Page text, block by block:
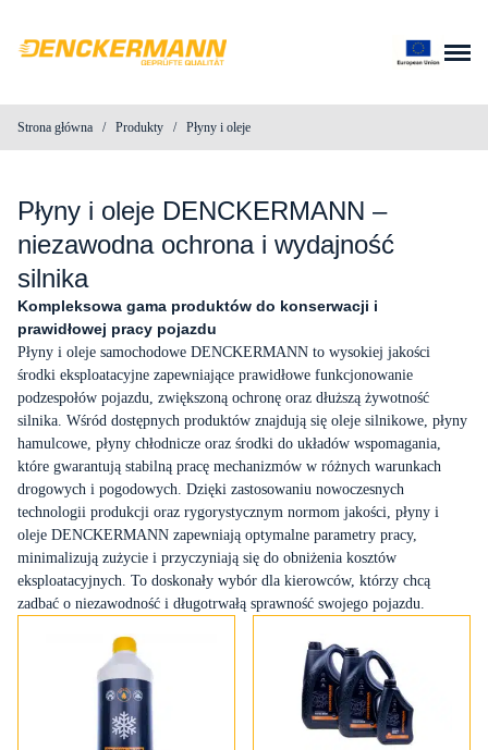
O nas
Produkty
Blog
Kontakt
Do pobrania
Wyszukiwarka produktów
Strefa dystrybutora
PLEN
Strona główna / Produkty / Płyny i oleje
Płyny i oleje DENCKERMANN –
niezawodna ochrona i wydajność
silnika
Kompleksowa gama produktów do konserwacji i
prawidłowej pracy pojazdu
Płyny i oleje samochodowe DENCKERMANN to wysokiej jakości
środki eksploatacyjne zapewniające prawidłowe funkcjonowanie
podzespołów pojazdu, zwiększoną ochronę oraz dłuższą żywotność
silnika. Wśród dostępnych produktów znajdują się oleje silnikowe, płyny
hamulcowe, płyny chłodnicze oraz środki do układów wspomagania,
które gwarantują stabilną pracę mechanizmów w różnych warunkach
drogowych i pogodowych. Dzięki zastosowaniu nowoczesnych
technologii produkcji oraz rygorystycznym normom jakości, płyny i
oleje DENCKERMANN zapewniają optymalne parametry pracy,
minimalizują zużycie i przyczyniają się do obniżenia kosztów
eksploatacyjnych. To doskonały wybór dla kierowców, którzy chcą
zadbać o niezawodność i długotrwałą sprawność swojego pojazdu.